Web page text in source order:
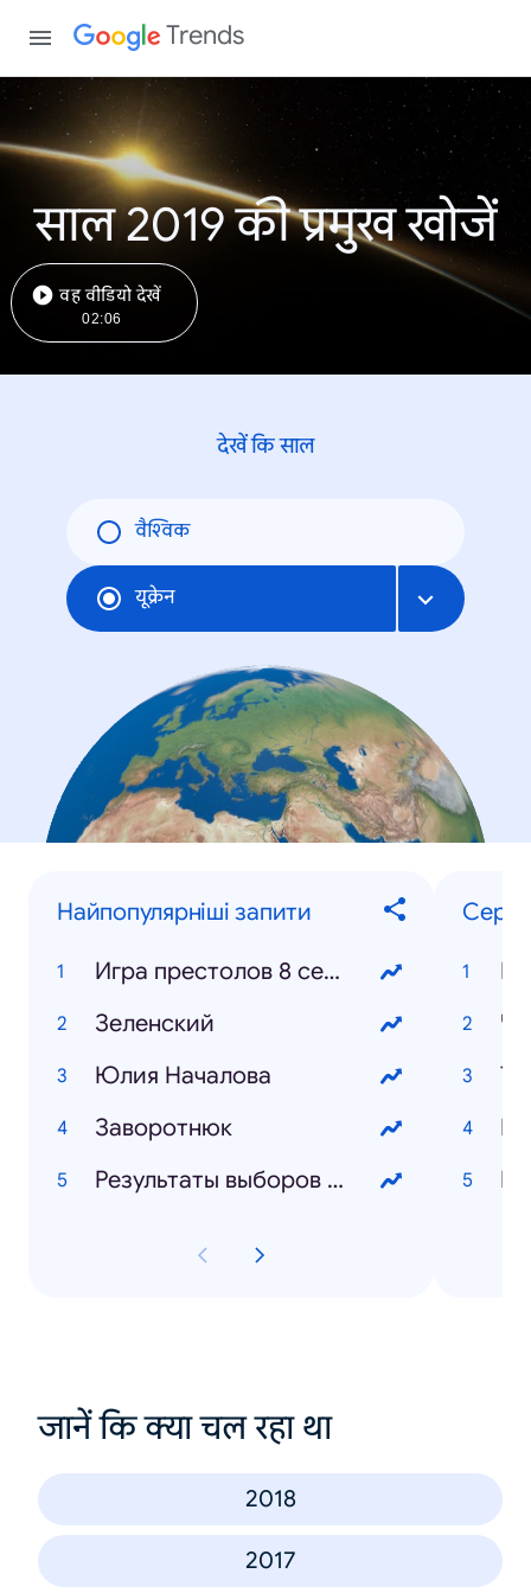
Trends
साल 2019 की प्रमुख खोजें
वह वीडियो देखें
02:06
देखें कि साल
वैश्विक
यूक्रेन
Найпопулярніші запити
Игра престолов 8 сезон
Зеленский
Юлия Началова
Заворотнюк
Результаты выборов 2019
जानें कि क्या चल रहा था
2018
2017